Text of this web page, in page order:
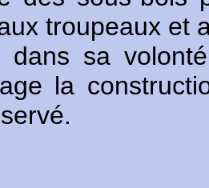
troupeaux et
dans sa
la